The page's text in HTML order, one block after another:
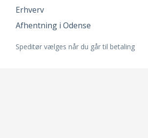
Erhverv
Afhentning i Odense
Speditør vælges når du går til betaling